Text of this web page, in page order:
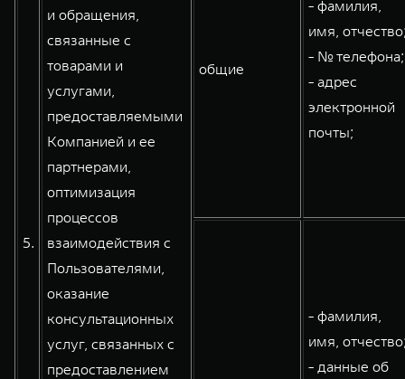
5.
и обращения,
связанные с
товарами и
услугами,
предоставляемыми
Компанией и ее
партнерами,
оптимизация
процессов
взаимодействия с
Пользователями,
оказание
консультационных
услуг, связанных с
предоставлением
общие
- фамилия,
имя,
- № телефона;
- адрес
электронной
почты;
- фамилия,
имя,
- данные об